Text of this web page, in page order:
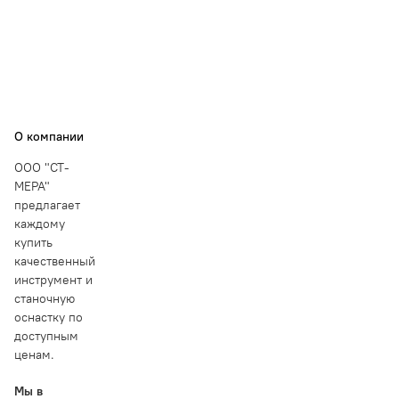
О компании
ООО "СТ-
МЕРА"
предлагает
каждому
купить
качественный
инструмент и
станочную
оснастку по
доступным
ценам.
Мы в